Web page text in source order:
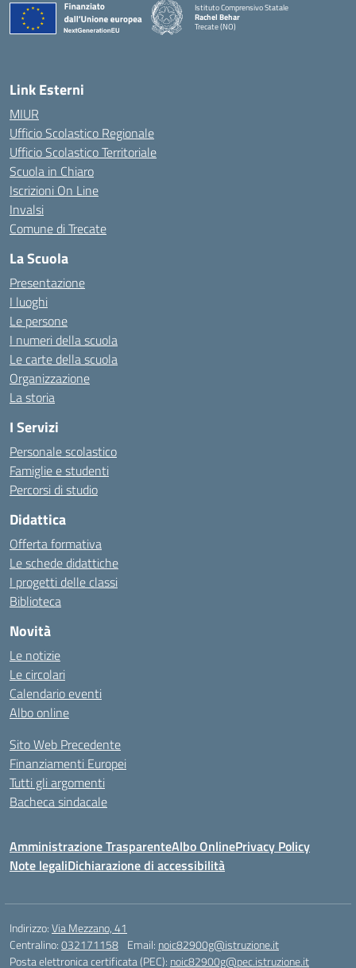
Istituto Comprensivo Statale
Rachel Behar
Trecate (NO)
Link Esterni
MIUR
Ufficio Scolastico Regionale
Ufficio Scolastico Territoriale
Scuola in Chiaro
Iscrizioni On Line
Invalsi
Comune di Trecate
La Scuola
Presentazione
I luoghi
Le persone
I numeri della scuola
Le carte della scuola
Organizzazione
La storia
I Servizi
Personale scolastico
Famiglie e studenti
Percorsi di studio
Didattica
Offerta formativa
Le schede didattiche
I progetti delle classi
Biblioteca
Novità
Le notizie
Le circolari
Calendario eventi
Albo online
Sito Web Precedente
Finanziamenti Europei
Tutti gli argomenti
Bacheca sindacale
Amministrazione TrasparenteAlbo OnlinePrivacy Policy
Note legaliDichiarazione di accessibilità
Indirizzo:Via Mezzano, 41
Centralino:032171158 Email: noic82900g@istruzione.it
Posta elettronica certificata (PEC): noic82900g@pec.istruzione.it